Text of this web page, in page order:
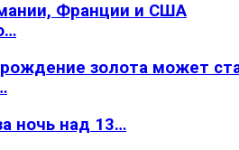
Франции и США
золота может
ночь над 13…